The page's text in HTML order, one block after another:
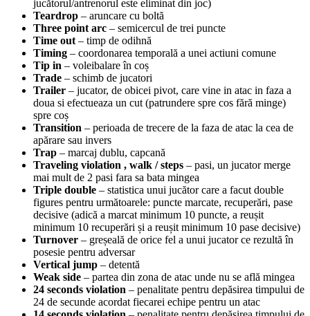
jucătorul/antrenorul este eliminat din joc)
Teardrop – aruncare cu boltă
Three point arc – semicercul de trei puncte
Time out – timp de odihnă
Timing – coordonarea temporală a unei actiuni comune
Tip in – voleibalare în coș
Trade – schimb de jucatori
Trailer – jucator, de obicei pivot, care vine in atac in faza a
doua si efectueaza un cut (patrundere spre cos fără minge)
spre coș
Transition – perioada de trecere de la faza de atac la cea de
apărare sau invers
Trap – marcaj dublu, capcană
Traveling violation , walk / steps – pasi, un jucator merge
mai mult de 2 pasi fara sa bata mingea
Triple double – statistica unui jucător care a facut double
figures pentru următoarele: puncte marcate, recuperări, pase
decisive (adică a marcat minimum 10 puncte, a reușit
minimum 10 recuperări și a reușit minimum 10 pase decisive)
Turnover – greșeală de orice fel a unui jucator ce rezultă în
posesie pentru adversar
Vertical jump – detentă
Weak side – partea din zona de atac unde nu se află mingea
24 seconds violation – penalitate pentru depăsirea timpului de
24 de secunde acordat fiecarei echipe pentru un atac